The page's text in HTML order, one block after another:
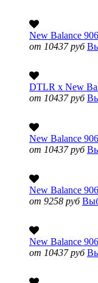
New Balance
от 10437 руб
DTLR x New
от 10437 руб
New Balance
от 10437 руб
New Balance
от 9258 руб
New Balance
от 10437 руб